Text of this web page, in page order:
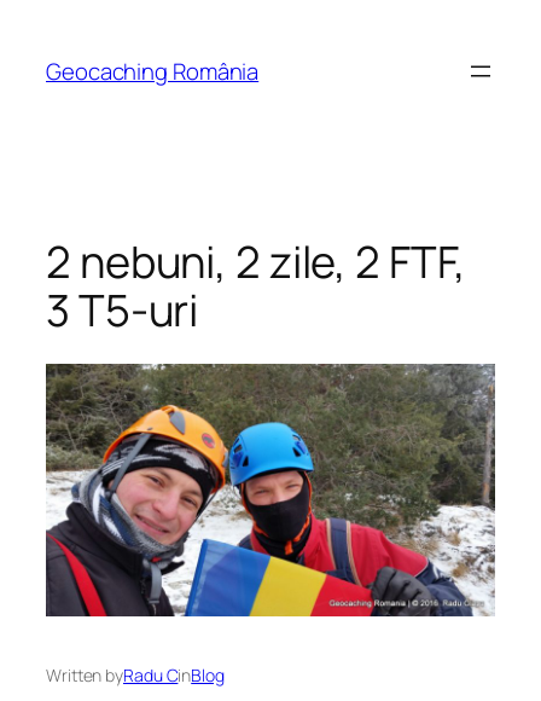
content
Geocaching România
2 nebuni, 2 zile, 2 FTF,
3 T5-uri
Written byRadu CinBlog